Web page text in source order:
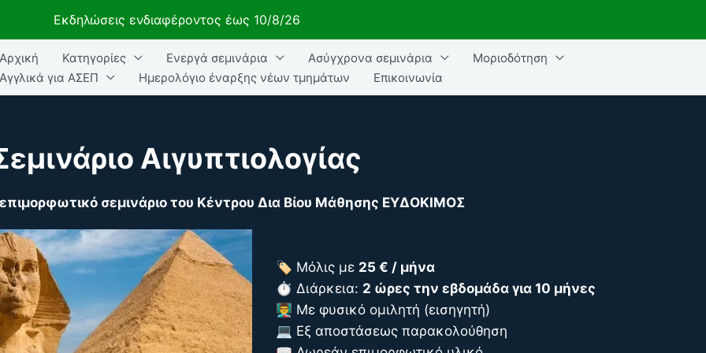
Εκδηλώσεις ενδιαφέροντος έως 10/8/26
Αρχική Κατηγορίες Ενεργά σεμινάρια Ασύγχρονα σεμινάρια
Μοριοδότηση
Αγγλικά για ΑΣΕΠ
Ημερολόγιο έναρξης νέων τμημάτων Επικοινωνία
Αιγυπτιολογίας
σεμινάριο του Κέντρου Δια Βίου Μάθησης ΕΥΔΟΚΙΜΟΣ
🏷️ Μόλις με 25 € / μήνα
⏱️ Διάρκεια: 2 ώρες την εβδομάδα για 10 μήνες
👨‍🏫 Με φυσικό ομιλητή (εισηγητή)
💻 Εξ αποστάσεως παρακολούθηση